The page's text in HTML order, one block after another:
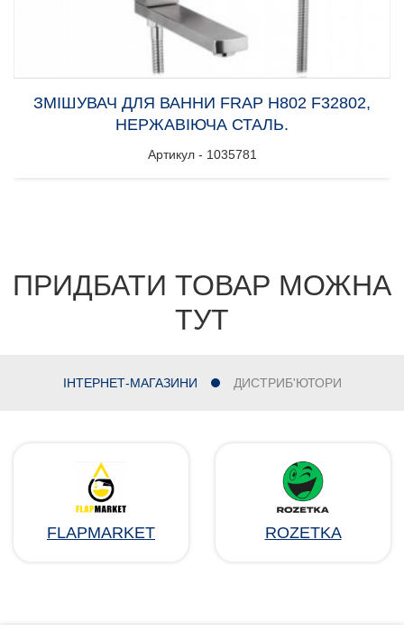
ЗМІШУВАЧ ДЛЯ ВАННИ FRAP H802 F32802,
НЕРЖАВІЮЧА СТАЛЬ.
Артикул - 1035781
ПРИДБАТИ ТОВАР МОЖНА
ТУТ
ІНТЕРНЕТ-МАГАЗИНИ ДИСТРИБ'ЮТОРИ
FLAPMARKET ROZETKA